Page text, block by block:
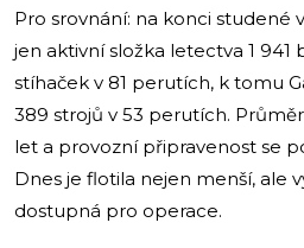
Pro srovnání: na konci studené
jen aktivní složka letectva 1 941
stíhaček v 81 perutích, k tomu
389 strojů v 53 perutích.
let a provozní připravenost se
Dnes je flotila nejen menší, ale
dostupná pro operace.